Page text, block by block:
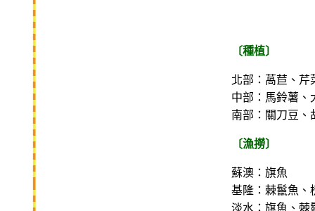
〔種植〕
北部：萵苣、芹
中部：馬鈴薯、
南部：關刀豆、
〔漁撈〕
蘇澳：旗魚
基隆：棘鬣魚、
淡水：旗魚、棘